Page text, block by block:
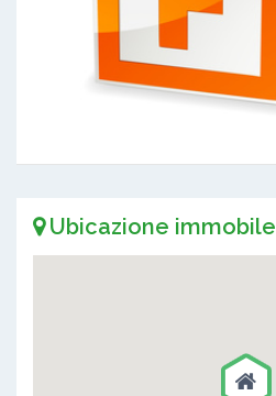
Ubicazione immobile